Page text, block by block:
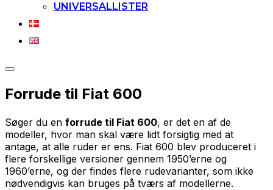
UNIVERSALLISTER
Slå
i
Forrude til Fiat 600
Søger du en forrude til Fiat 600, er det en af de
modeller, hvor man skal være lidt forsigtig med at
antage, at alle ruder er ens. Fiat 600 blev produceret i
flere forskellige versioner gennem 1950’erne og
1960’erne, og der findes flere rudevarianter, som ikke
nødvendigvis kan bruges på tværs af modellerne.